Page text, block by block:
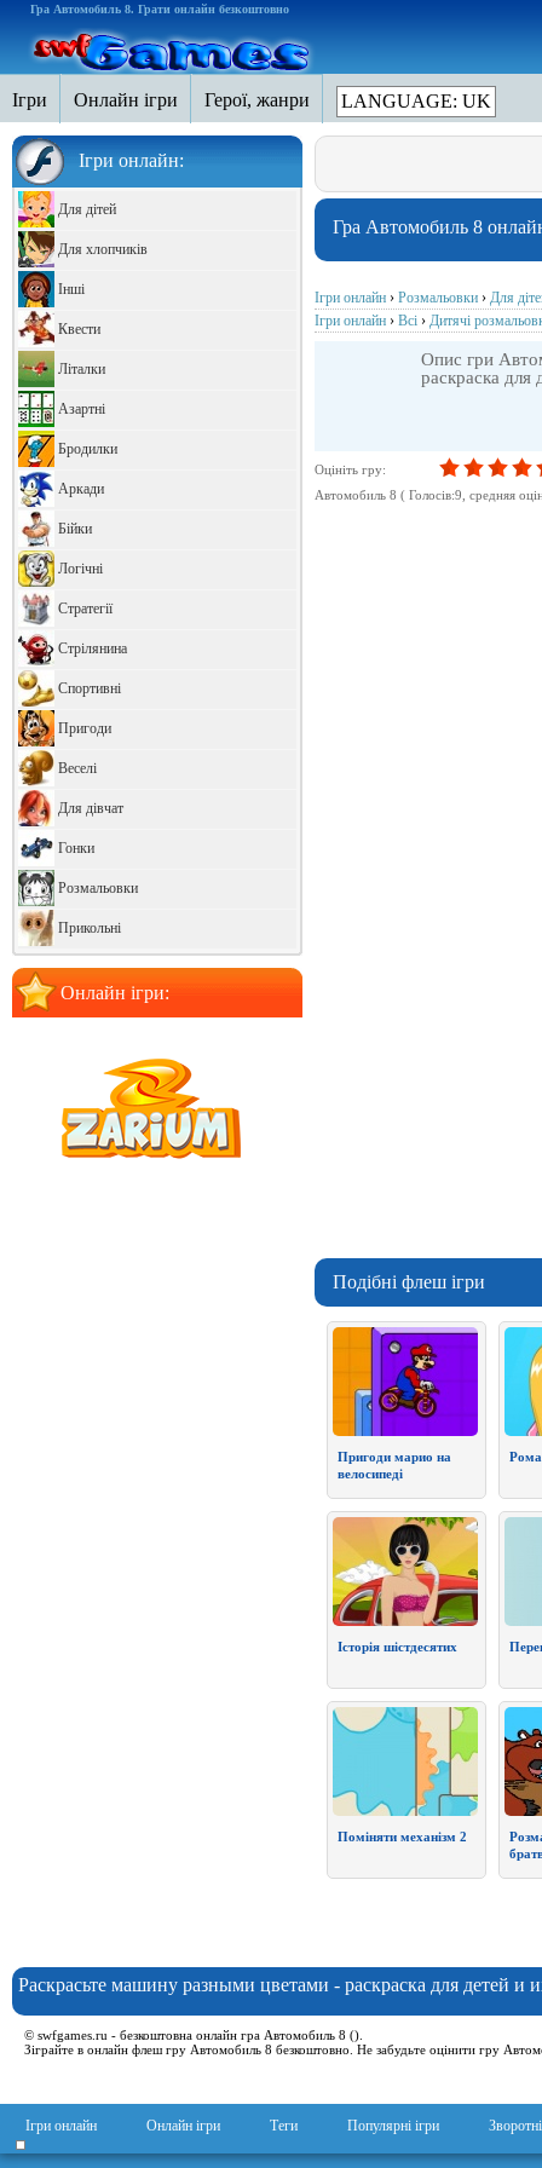
Гра Автомобиль 8. Грати онлайн безкоштовно
Раскрасьте машину разными цветами - раскраска для детей и
© swfgames.ru - безкоштовна онлайн гра Автомобиль 8 ().
Зіграйте в онлайн флеш гру Автомобиль 8 безкоштовно. Не забудьте оцінити гру
Ігри Онлайн ігри Герої, жанри LANGUAGE: UK
Ігри онлайн:
Для дітей
Для хлопчиків
Інші
Квести
Літалки
Азартні
Бродилки
Аркади
Бійки
Логічні
Стратегії
Стрілянина
Спортивні
Пригоди
Веселі
Для дівчат
Гонки
Розмальовки
Прикольні
Онлайн ігри:
Гра Автомобиль 8
Ігри онлайн › Розмальовки › Для
Ігри онлайн › Всі › Дитячі
Опис гри
раскраска для
Оцініть гру:
Автомобиль 8 ( Голосів:9 , cредняя
Подібні флеш ігри
Пригоди марио на
велосипеді
Історія шістдесятих
Поміняти механізм 2
Ігри онлайн Онлайн ігри Теги Популярні ігри